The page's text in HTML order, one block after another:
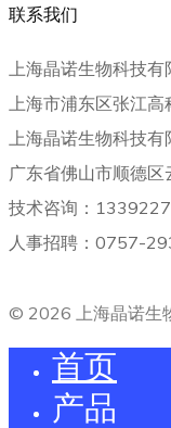
联系我们
上海晶诺生物科技有
上海市浦东区张江
上海晶诺生物科技
广东省佛山市顺德
技术咨询：
人事招聘：0757-
© 2026 上海晶诺生
首页
产品